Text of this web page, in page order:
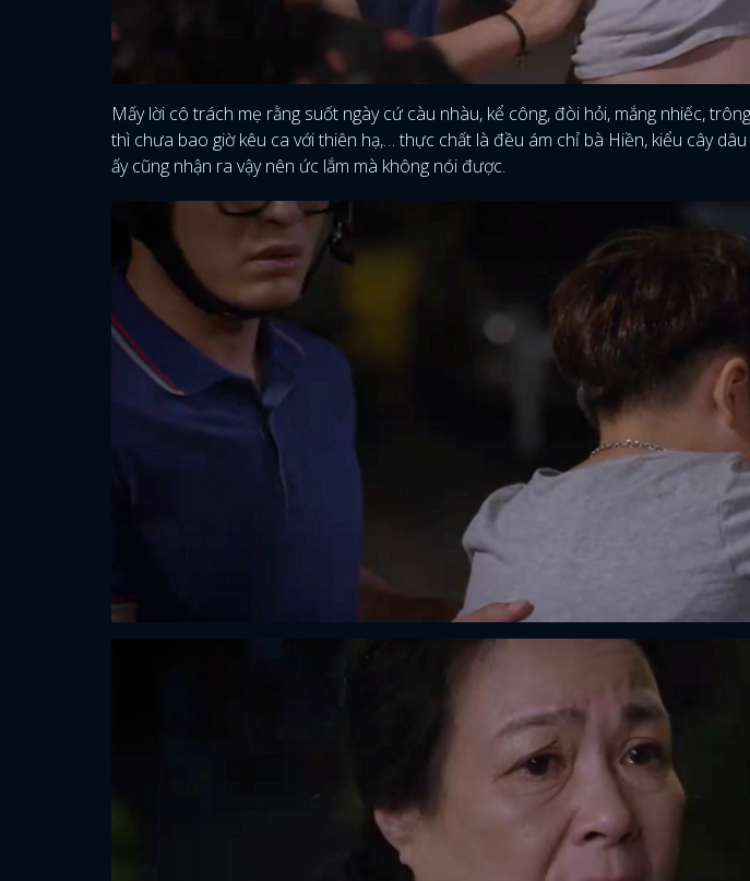
Mấy lời cô trách mẹ rằng suốt ngày cứ càu nhàu, kể công, đòi hỏi, mắng nhiếc,
thì chưa bao giờ kêu ca với thiên hạ,… thực chất là đều ám chỉ bà Hiền, kiểu cây
ấy cũng nhận ra vậy nên ức lắm mà không nói được.